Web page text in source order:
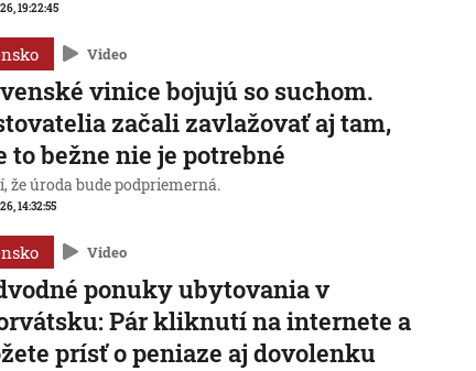
19:22:45
Video
vinice bojujú so suchom.
začali zavlažovať aj tam,
to bežne nie je potrebné
že úroda bude podpriemerná.
14:32:55
Video
ponuky ubytovania v
Pár kliknutí na internete a
prísť o peniaze aj dovolenku